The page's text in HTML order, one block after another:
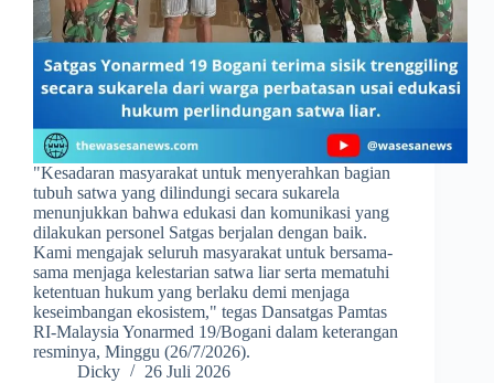
​"Kesadaran masyarakat untuk menyerahkan bagian
tubuh satwa yang dilindungi secara sukarela
menunjukkan bahwa edukasi dan komunikasi yang
dilakukan personel Satgas berjalan dengan baik.
Kami mengajak seluruh masyarakat untuk bersama-
sama menjaga kelestarian satwa liar serta mematuhi
ketentuan hukum yang berlaku demi menjaga
keseimbangan ekosistem," tegas Dansatgas Pamtas
RI-Malaysia Yonarmed 19/Bogani dalam keterangan
resminya, Minggu (26/7/2026).
Dicky
26 Juli 2026